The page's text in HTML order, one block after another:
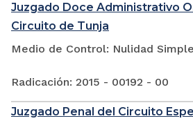
Juzgado Doce Administrativo
Circuito de Tunja
Medio de Control: Nulidad Simple
Radicación: 2015 - 00192 - 00
Juzgado Penal del Circuito